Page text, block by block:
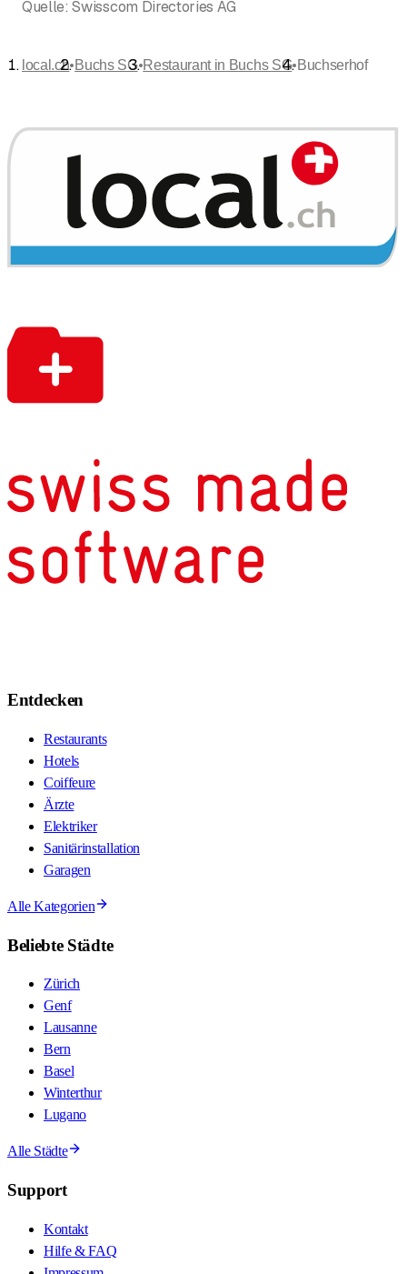
Quelle: Swisscom Directories AG
local.ch•Buchs SG•Restaurant in Buchs SG•Buchserhof
Entdecken
Restaurants
Hotels
Coiffeure
Ärzte
Elektriker
Sanitärinstallation
Garagen
Alle Kategorien
Beliebte Städte
Zürich
Genf
Lausanne
Bern
Basel
Winterthur
Lugano
Alle Städte
Support
Kontakt
Hilfe & FAQ